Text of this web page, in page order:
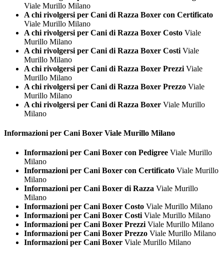
Viale Murillo Milano
A chi rivolgersi per Cani di Razza Boxer con Certificato
Viale Murillo Milano
A chi rivolgersi per Cani di Razza Boxer Costo Viale
Murillo Milano
A chi rivolgersi per Cani di Razza Boxer Costi Viale
Murillo Milano
A chi rivolgersi per Cani di Razza Boxer Prezzi Viale
Murillo Milano
A chi rivolgersi per Cani di Razza Boxer Prezzo Viale
Murillo Milano
A chi rivolgersi per Cani di Razza Boxer Viale Murillo
Milano
Informazioni per Cani Boxer Viale Murillo Milano
Informazioni per Cani Boxer con Pedigree Viale Murillo
Milano
Informazioni per Cani Boxer con Certificato Viale Murillo
Milano
Informazioni per Cani Boxer di Razza Viale Murillo
Milano
Informazioni per Cani Boxer Costo Viale Murillo Milano
Informazioni per Cani Boxer CostiViale Murillo Milano
Informazioni per Cani Boxer PrezziViale Murillo Milano
Informazioni per Cani Boxer Prezzo Viale Murillo Milano
Informazioni per Cani Boxer Viale Murillo Milano